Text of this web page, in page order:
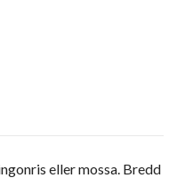
eller mossa. Bredd